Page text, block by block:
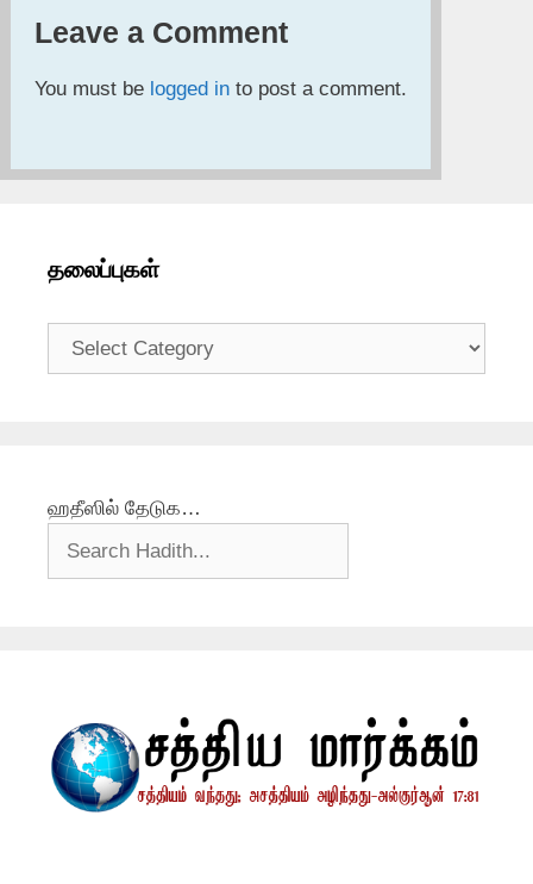
Leave a Comment
You must be logged in to post a comment.
தலைப்புகள்
தலைப்புகள்
ஹதீஸில் தேடுக…